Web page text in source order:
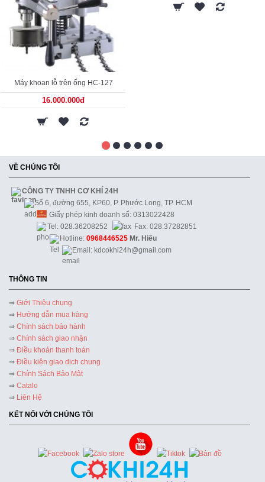
Máy khoan lỗ trên ống HC-127
16.000.000đ
VỀ CHÚNG TÔI
CÔNG TY TNHH CƠ KHÍ 24H
Số 6, đường 655, KP60, P. Phước Long, TP. HCM
Giấy phép kinh doanh số: 0313022428
Tel: 028.36208252
Fax: 028.37282851
Hotline: 0968446525 Mr. Hiếu
Email: kdcokhi24h@gmail.com
THÔNG TIN
⇒ Giới Thiệu chung
⇒ Hướng dẫn mua hàng
⇒ Chính sách bảo hành
⇒ Chính sách giao nhận
⇒ Điều khoản thanh toán
⇒ Điều kiện giao dịch chung
⇒ Chính Sách Bảo Mật
⇒ Catalo
⇒ Liên Hệ
KẾT NỐI VỚI CHÚNG TÔI